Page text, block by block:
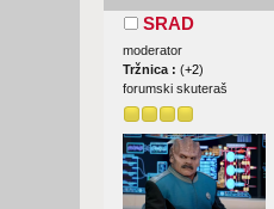
SRAD
moderator
Tržnica :(+2)
forumski skuteraš